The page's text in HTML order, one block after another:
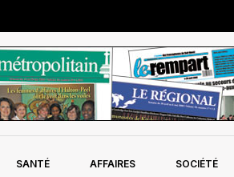
SANTÉ AFFAIRES SOCIÉTÉ